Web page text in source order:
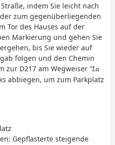
indem Sie leicht nach
zum gegenüberliegenden
Tor des Hauses auf der
Markierung und gehen Sie
bis Sie wieder auf
folgen und den Chemin
zur D217 am Wegweiser La
abbiegen, um zum Parkplatz
Gepflasterte steigende